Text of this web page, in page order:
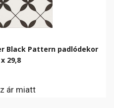
Black Pattern padlódekor
29,8
ár miatt